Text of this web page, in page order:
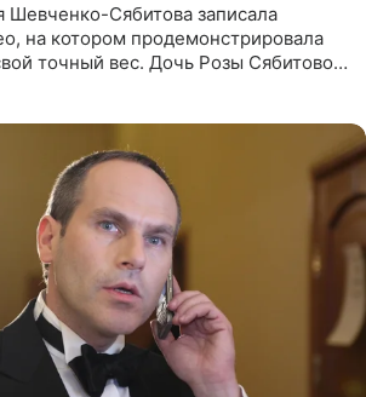
Шевченко-Сябитова записала
на котором продемонстрировала
точный вес. Дочь Розы Сябитовой